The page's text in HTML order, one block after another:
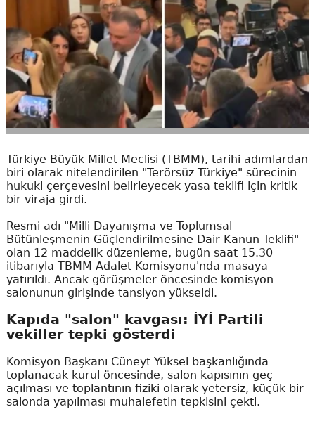
Türkiye Büyük Millet Meclisi (TBMM), tarihi adımlardan
biri olarak nitelendirilen "Terörsüz Türkiye" sürecinin
hukuki çerçevesini belirleyecek yasa teklifi için kritik
bir viraja girdi.
Resmi adı "Milli Dayanışma ve Toplumsal
Bütünleşmenin Güçlendirilmesine Dair Kanun Teklifi"
olan 12 maddelik düzenleme, bugün saat 15.30
itibarıyla TBMM Adalet Komisyonu'nda masaya
yatırıldı. Ancak görüşmeler öncesinde komisyon
salonunun girişinde tansiyon yükseldi.
Kapıda "salon" kavgası: İYİ Partili
vekiller tepki gösterdi
Komisyon Başkanı Cüneyt Yüksel başkanlığında
toplanacak kurul öncesinde, salon kapısının geç
açılması ve toplantının fiziki olarak yetersiz, küçük bir
salonda yapılması muhalefetin tepkisini çekti.